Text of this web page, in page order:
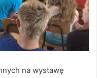
na wystawę